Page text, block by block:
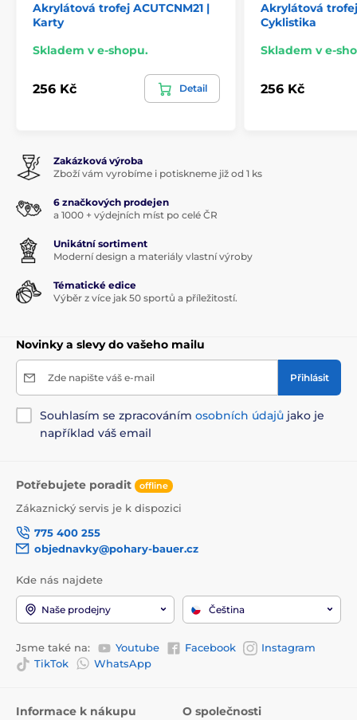
Akrylátová trofej ACUTCNM21 |
Karty
Skladem v e-shopu.
256 Kč Detail
Akrylátová trofej
Cyklistika
Skladem v e-
256 Kč
Zakázková výroba
Zboží vám vyrobíme i potiskneme již od 1 ks
6 značkových prodejen
a 1000 + výdejních míst po celé ČR
Unikátní sortiment
Moderní design a materiály vlastní výroby
Tématické edice
Výběr z více jak 50 sportů a příležitostí.
Novinky a slevy do vašeho mailu
Zde napište váš e-mail Přihlásit
Souhlasím se zpracováním osobních údajů jako je
například váš email
Potřebujete poradit offline
Zákaznický servis je k dispozici
775 400 255
objednavky@pohary-bauer.cz
Kde nás najdete
Naše prodejny Čeština
Jsme také na: Youtube Facebook
Instagram
TikTok
WhatsApp
Informace k nákupu O společnosti